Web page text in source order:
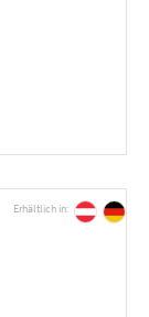
Erhältlich in: